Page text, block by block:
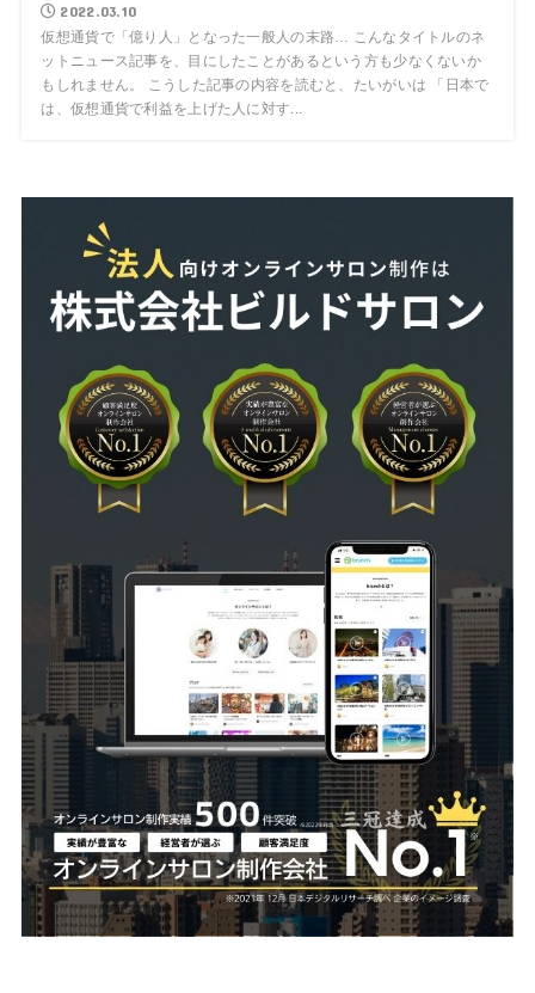
2022.03.10
仮想通貨で「億り人」となった一般人の末路… こんなタイトルのネ
ットニュース記事を、目にしたことがあるという方も少なくないか
もしれません。 こうした記事の内容を読むと、たいがいは 「日本で
は、仮想通貨で利益を上げた人に対す...